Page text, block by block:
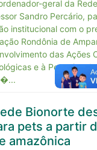
geral da
Sandro Percário,
institucional com o
Rondônia de
das Ações
e à Pesquisa
Bionorte
pets a partir
amazônica